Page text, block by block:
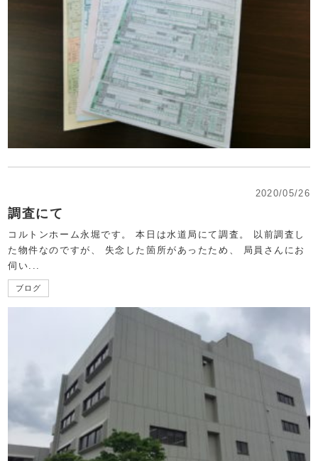
2020/05/26
調査にて
コルトンホーム永堀です。 本日は水道局にて調査。 以前調査し
た物件なのですが、 失念した箇所があったため、 局員さんにお
伺い...
ブログ